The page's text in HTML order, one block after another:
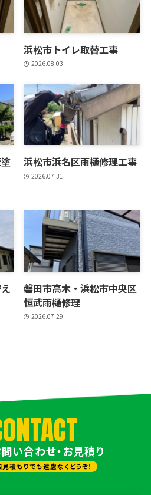
浜松市トイレ取替工事
2026.08.03
浜松市浜名区雨樋修理工事
2026.07.31
磐田市高木・浜松市中央区
恒武雨樋修理
2026.07.29
い合わせ・お見積り
見積もりでも遠慮なくどうぞ！